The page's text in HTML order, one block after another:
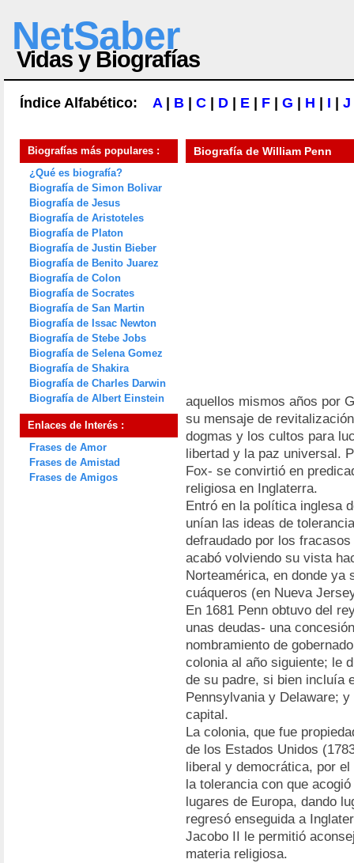
NetSaber
Vidas y Biografías
Índice Alfabético: A| B C D E F G H I J
Biografías más populares :
¿Qué es biografía?
Biografía de Simon Bolivar
Biografía de Jesus
Biografía de Aristoteles
Biografía de Platon
Biografía de Justin Bieber
Biografía de Benito Juarez
Biografía de Colon
Biografía de Socrates
Biografía de San Martin
Biografía de Issac Newton
Biografía de Stebe Jobs
Biografía de Selena Gomez
Biografía de Shakira
Biografía de Charles Darwin
Biografía de Albert Einstein
Enlaces de Interés :
Frases de Amor
Frases de Amistad
Frases de Amigos
Biografía de William Penn
aquellos mismos años por
su mensaje de
dogmas y los cultos para
libertad y la paz universal.
Fox- se convirtió en
religiosa en Inglaterra.
Entró en la política inglesa
unían las ideas de
defraudado por los
acabó volviendo su vista
Norteamérica, en donde ya
cuáqueros (en Nueva
En 1681 Penn obtuvo del
unas deudas- una
nombramiento de
colonia al año siguiente; le
de su padre, si bien incluía
Pennsylvania y Delaware;
capital.
La colonia, que fue
de los Estados Unidos
liberal y democrática, por
la tolerancia con que
lugares de Europa, dando
regresó enseguida a
Jacobo II le permitió
materia religiosa.